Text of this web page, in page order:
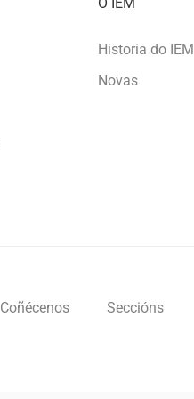
Historia do IEM
Novas
Coñécenos Seccións